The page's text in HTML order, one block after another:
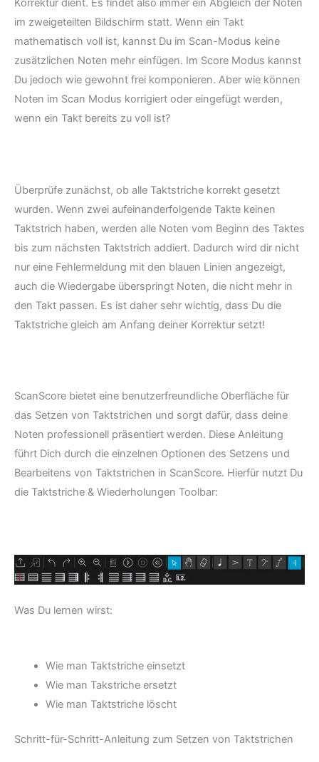
Korrektur dient. Es findet also immer ein Abgleich der Noten
im zweigeteilten Bildschirm statt. Wenn ein Takt
mathematisch voll ist, kannst Du im Scan-Modus keine
zusätzlichen Noten mehr einfügen. Im Score Modus kannst
Du jedoch wie gewohnt frei komponieren. Aber wie können
Noten im Scan Modus korrigiert oder eingefügt werden,
wenn ein Takt bereits zu voll ist?
Überprüfe zunächst, ob alle Taktstriche korrekt gesetzt
wurden. Wenn zwei aufeinanderfolgende Takte keinen
Taktstrich haben, werden alle Noten vom Beginn des Taktes
bis zum nächsten Taktstrich addiert. Dadurch wird dir nicht
nur eine Fehlermeldung mit den blauen Linien angezeigt,
auch die Wiedergabe überspringt Noten, die nicht mehr in
den Takt passen. Es ist daher sehr wichtig, dass Du die
Taktstriche gleich am Anfang deiner Korrektur setzt!
ScanScore bietet eine benutzerfreundliche Oberfläche für
das Setzen von Taktstrichen und sorgt dafür, dass deine
Noten professionell präsentiert werden. Diese Anleitung
führt Dich durch die einzelnen Optionen des Setzens und
Bearbeitens von Taktstrichen in ScanScore. Hierfür nutzt Du
die Taktstriche & Wiederholungen Toolbar:
Was Du lernen wirst:
Wie man Taktstriche einsetzt
Wie man Takstriche ersetzt
Wie man Taktstriche löscht
Schritt-für-Schritt-Anleitung zum Setzen von Taktstrichen